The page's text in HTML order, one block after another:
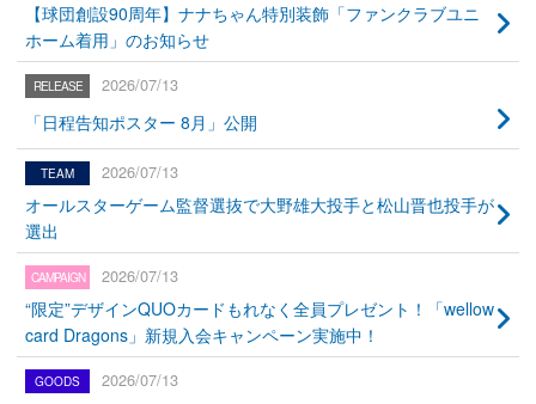
【球団創設90周年】ナナちゃん特別装飾「ファンクラブユニ
ホーム着用」のお知らせ
2026/07/13
「日程告知ポスター 8月」公開
2026/07/13
オールスターゲーム監督選抜で大野雄大投手と松山晋也投手が
選出
2026/07/13
“限定”デザインQUOカードもれなく全員プレゼント！「wellow
card Dragons」新規入会キャンペーン実施中！
2026/07/13